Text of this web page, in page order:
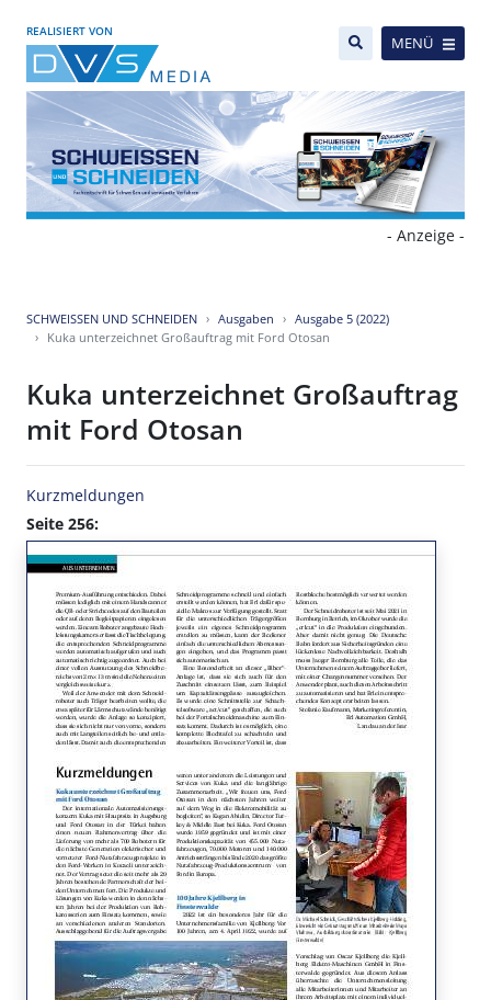
REALISIERT VON
MENÜ
- Anzeige -
SCHWEISSEN UND SCHNEIDEN Ausgaben
Ausgabe 5 (2022)
Kuka unterzeichnet Großauftrag mit Ford Otosan
Kuka unterzeichnet Großauftrag
mit Ford Otosan
Kurzmeldungen
Seite 256: